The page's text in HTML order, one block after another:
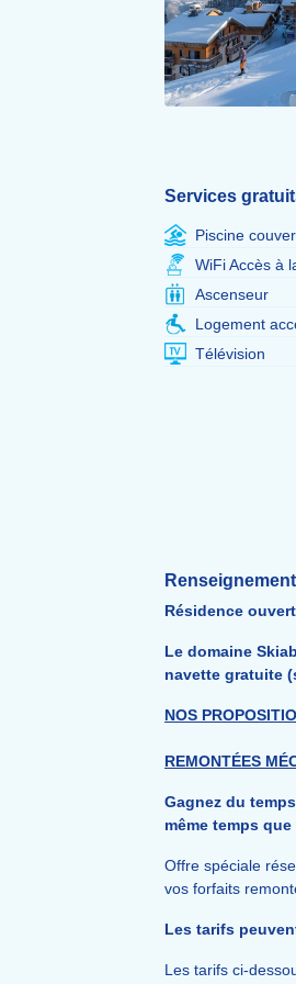
Services
Piscine
WiFi Accès à
Ascenseur
Logement
Télévision
Résidence
Le domaine
navette gratuite
NOS
REMONTÉES
Gagnez du
même temps
Offre spéciale
vos forfaits
Les tarifs
Les tarifs ci-